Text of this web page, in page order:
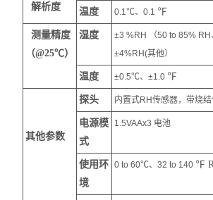
解析度 温度 0.1℃、0.1 ℉
测量精度
（@25℃）
湿度
±3 %RH （50 to 85% RH
±4%RH(其他）
温度 ±0.5℃、±1.0 ℉
其他参数
探头 内置式RH传感器，带烧
电源模
式
1.5VAAx3 电池
使用环
境
0 to 60℃、32 to 140 ℉